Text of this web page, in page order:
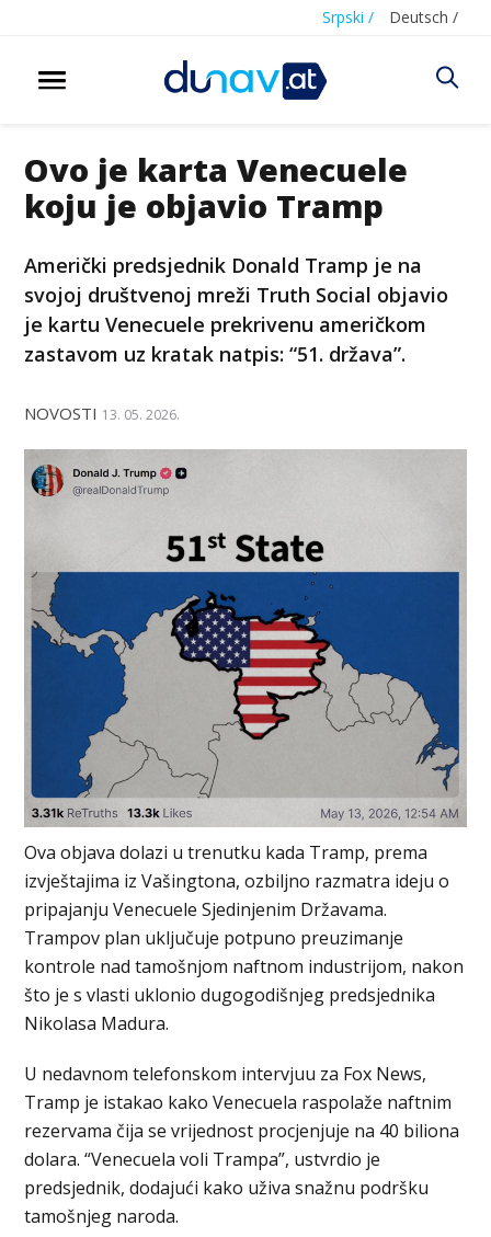
Srpski / Deutsch /
Ovo je karta Venecuele
koju je objavio Tramp
Američki predsjednik Donald Tramp je na
svojoj društvenoj mreži Truth Social objavio
je kartu Venecuele prekrivenu američkom
zastavom uz kratak natpis: “51. država”.
NOVOSTI 13. 05. 2026.
Ova objava dolazi u trenutku kada Tramp, prema
izvještajima iz Vašingtona, ozbiljno razmatra ideju o
pripajanju Venecuele Sjedinjenim Državama.
Trampov plan uključuje potpuno preuzimanje
kontrole nad tamošnjom naftnom industrijom, nakon
što je s vlasti uklonio dugogodišnjeg predsjednika
Nikolasa Madura.
U nedavnom telefonskom intervjuu za Fox News,
Tramp je istakao kako Venecuela raspolaže naftnim
rezervama čija se vrijednost procjenjuje na 40 biliona
dolara. “Venecuela voli Trampa”, ustvrdio je
predsjednik, dodajući kako uživa snažnu podršku
tamošnjeg naroda.